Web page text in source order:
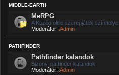
MIDDLE-EARTH
MeRPG
A Középfölde szerepjáték színhelye
Moderátor: Admin
PATHFINDER
Pathfinder kalandok
Bizony, patfinder kalandok
Moderátor: Admin